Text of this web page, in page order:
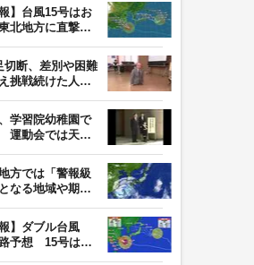
】台風15号はお
北地方に直撃す
切断、差別や困難
挑戦続けた人
学習院幼稚園で
運動会では天皇
方では「警報級
なる地域や期間
報】ダブル台風
予想 15号は北